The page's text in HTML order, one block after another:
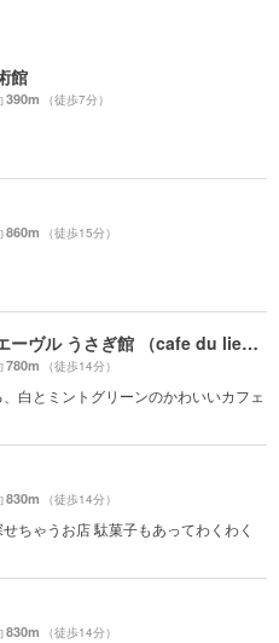
館
390m （徒歩7分）
860m （徒歩15分）
カフェ・ドゥ・リエーヴル うさぎ館 （cafe du lievre）
780m （徒歩14分）
白とミントグリーンのかわいいカフェ
830m （徒歩14分）
ちゃうお店 駄菓子もあってわくわく
830m （徒歩14分）